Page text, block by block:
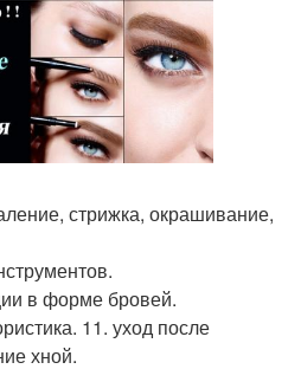
стрижка, окрашивание,
в форме бровей.
11. уход после
хной.